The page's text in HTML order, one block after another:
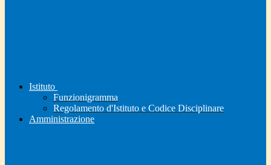
Istituto
Funzionigramma
Regolamento d'Istituto e Codice Disciplinare
Amministrazione